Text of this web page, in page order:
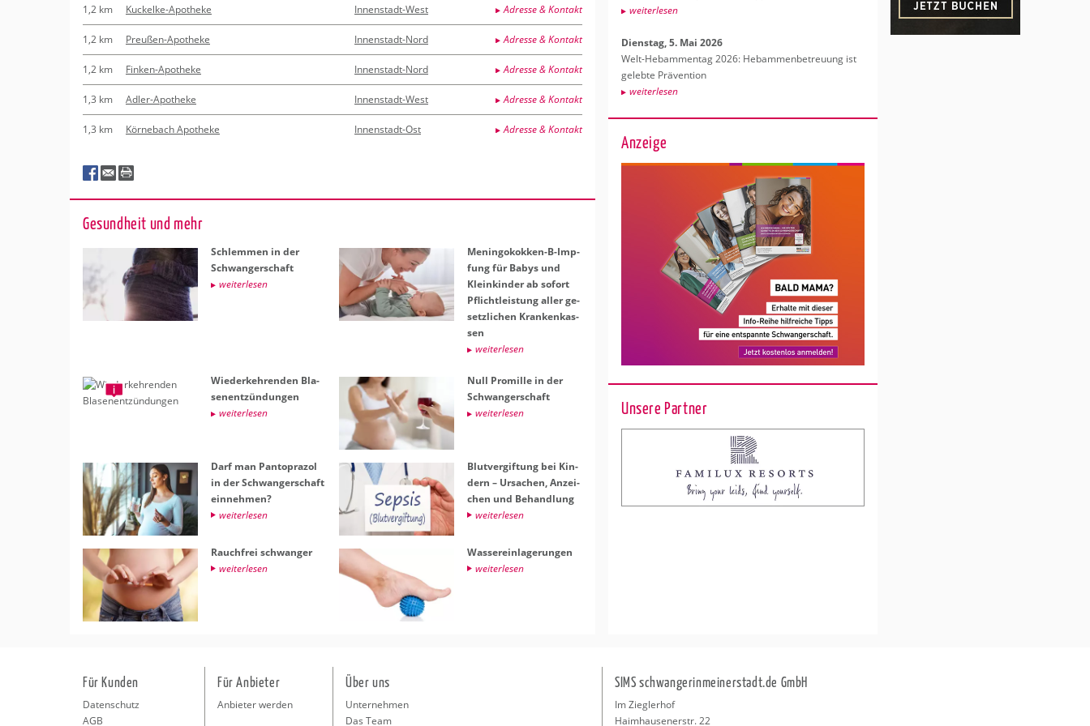
1,2 km Kuckelke-Apotheke Innenstadt-West Adresse & Kontakt
1,2 km Preußen-Apotheke Innenstadt-Nord Adresse & Kontakt
1,2 km Finken-Apotheke Innenstadt-Nord Adresse & Kontakt
1,3 km Adler-Apotheke Innenstadt-West Adresse & Kontakt
1,3 km Körnebach Apotheke Innenstadt-Ost Adresse & Kontakt
Ge­sund­heit und mehr
Schlem­men in der
Schwan­ger­schaft
wei­ter­le­sen
Me­nin­go­kok­ken-B-Imp­
fung für Babys und
Klein­kin­der ab so­fort
Pflicht­leis­tung aller ge­
setz­li­chen Kran­ken­kas­
sen
wei­ter­le­sen
Wie­der­keh­ren­den Bla­
sen­ent­zün­dun­gen
wei­ter­le­sen
Null Pro­mil­le in der
Schwan­ger­schaft
wei­ter­le­sen
Darf man Pan­to­pra­zol
in der Schwan­ger­schaft
ein­neh­men?
wei­ter­le­sen
Blut­ver­gif­tung bei Kin­
dern – Ur­sa­chen, An­zei­
chen und Be­hand­lung
wei­ter­le­sen
Rauch­frei schwan­ger
wei­ter­le­sen
Was­ser­ein­la­ge­run­gen
wei­ter­le­sen
wei­ter­le­sen
Diens­tag, 5. Mai 2026
Welt-Heb­am­men­tag 2026: Heb­am­men­be­treu­ung ist
ge­leb­te Prä­ven­ti­on
wei­ter­le­sen
Anzeige
Unsere Partner
Für Kunden
Datenschutz
AGB
Für Anbieter
Anbieter werden
Über uns
Unternehmen
Das Team
SIMS schwangerinmeinerstadt.de GmbH
Im Zieglerhof
Haimhausenerstr. 22